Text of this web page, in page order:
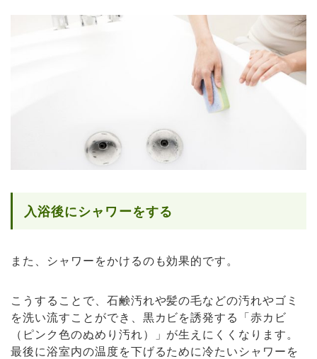
入浴後にシャワーをする
また、シャワーをかけるのも効果的です。
こうすることで、石鹸汚れや髪の毛などの汚れやゴミ
を洗い流すことができ、黒カビを誘発する「赤カビ
（ピンク色のぬめり汚れ）」が生えにくくなります。
最後に浴室内の温度を下げるために冷たいシャワーを